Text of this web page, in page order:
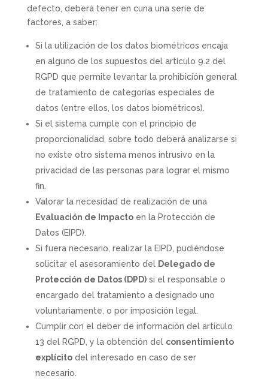
defecto, deberá tener en cuna una serie de
factores, a saber:
Si la utilización de los datos biométricos encaja
en alguno de los supuestos del artículo 9.2 del
RGPD que permite levantar la prohibición general
de tratamiento de categorías especiales de
datos (entre ellos, los datos biométricos).
Si el sistema cumple con el principio de
proporcionalidad, sobre todo deberá analizarse si
no existe otro sistema menos intrusivo en la
privacidad de las personas para lograr el mismo
fin.
Valorar la necesidad de realización de una
Evaluación de Impactoen la Protección de
Datos (EIPD).
Si fuera necesario, realizar la EIPD, pudiéndose
solicitar el asesoramiento del Delegado de
Protección de Datos (DPD)si el responsable o
encargado del tratamiento a designado uno
voluntariamente, o por imposición legal.
Cumplir con el deber de información del artículo
13 del RGPD, y la obtención del consentimiento
explícitodel interesado en caso de ser
necesario.